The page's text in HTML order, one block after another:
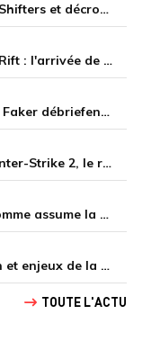
LEC Summer 2026 : GIANTX enfonce Shifters et décroche sa première victoire
Les champions disponibles sur Wild Rift : l'arrivée de Cho'Gath
« La confiance est de retour » Tom et Faker débriefent la victoire convaincante de T1 face à Dplus KIA
Gentle Mates acte son retrait de Counter-Strike 2, le roster ibérique libéré
« Je nous ai fait perdre ce match » Homme assume la responsabilité de la défaite de HLE face à Gen.G
LEC Summer Split 2026 : présentation et enjeux de la troisième semaine de compétition
TOUTE L'ACTU